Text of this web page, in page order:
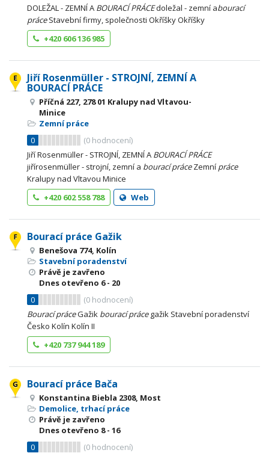
DOLEŽAL - ZEMNÍ A BOURACÍ PRÁCEdoležal - zemní abourací
práceStavební firmy, společnosti Okříšky Okříšky
+420 606 136 985
Jiří Rosenmüller - STROJNÍ, ZEMNÍ A
BOURACÍ PRÁCE
Příčná 227, 278 01 Kralupy nad Vltavou-
Minice
Zemní práce
0
(0 hodnocení)
Jiří Rosenmüller - STROJNÍ, ZEMNÍ A BOURACÍ PRÁCE
jiřírosenmüller - strojní, zemní a bourací práceZemní práce
Kralupy nad Vltavou Minice
+420 602 558 788
Web
Bourací práce Gažik
Benešova 774, Kolín
Stavební poradenství
Právě je zavřeno
Dnes otevřeno 6 - 20
0
(0 hodnocení)
Bourací práceGažik bourací prácegažik Stavební poradenství
Česko Kolín Kolín II
+420 737 944 189
Bourací práce Bača
Konstantina Biebla 2308, Most
Demolice, trhací práce
Právě je zavřeno
Dnes otevřeno 8 - 16
0
(0 hodnocení)